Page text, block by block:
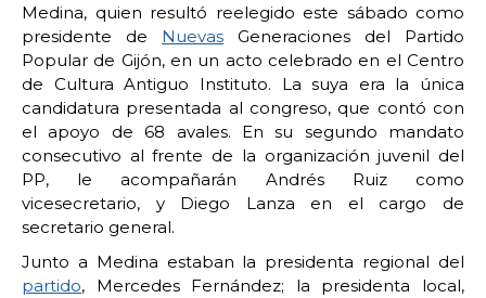
Medina, quien resultó reelegido este sábado como
presidente de Nuevas Generaciones del Partido
Popular de Gijón, en un acto celebrado en el Centro
de Cultura Antiguo Instituto. La suya era la única
candidatura presentada al congreso, que contó con
el apoyo de 68 avales. En su segundo mandato
consecutivo al frente de la organización juvenil del
PP, le acompañarán Andrés Ruiz como
vicesecretario, y Diego Lanza en el cargo de
secretario general.
Junto a Medina estaban la presidenta regional del
partido, Mercedes Fernández; la presidenta local,